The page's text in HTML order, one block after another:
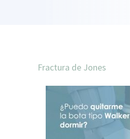
Fractura de Jones